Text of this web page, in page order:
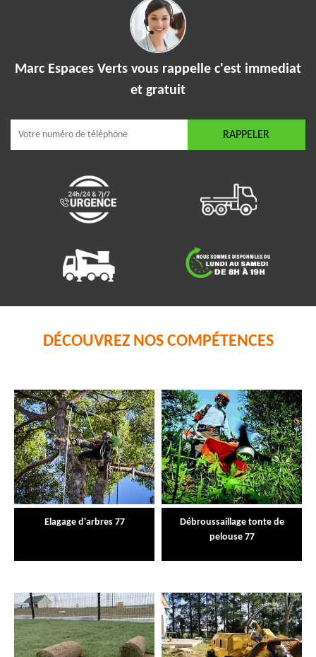
Marc Espaces Verts vous rappelle c'est immediat
et gratuit
DÉCOUVREZ NOS COMPÉTENCES
Elagage d'arbres 77
Débroussaillage tonte de
pelouse 77